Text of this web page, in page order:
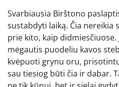
Svarbiausia Birštono
sustabdyti laiką. Čia nereikia
prie kito, kaip didmiesčiuose.
mėgautis puodeliu kavos
kvėpuoti grynu oru,
sau tiesiog būti čia ir dabar.